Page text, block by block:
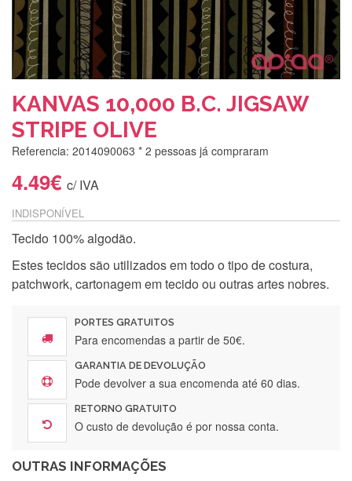
KANVAS 10,000 B.C. JIGSAW
STRIPE OLIVE
Referencia: 2014090063 * 2 pessoas já compraram
4.49€ c/ IVA
INDISPONÍVEL
Tecido 100% algodão.
Estes tecidos são utilizados em todo o tipo de costura,
patchwork, cartonagem em tecido ou outras artes nobres.
PORTES GRATUITOS
Para encomendas a partir de 50€.
GARANTIA DE DEVOLUÇÃO
Pode devolver a sua encomenda até 60 dias.
RETORNO GRATUITO
O custo de devolução é por nossa conta.
OUTRAS INFORMAÇÕES